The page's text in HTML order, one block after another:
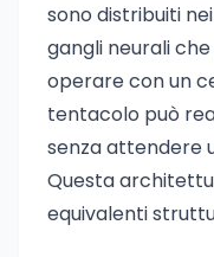
sono distribuiti
gangli neurali
operare con un
tentacolo può
senza attendere
Questa
equivalenti